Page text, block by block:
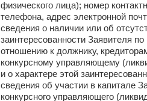
физического лица); номер
телефона, адрес электронной
сведения о наличии или об
заинтересованности Заявителя по
отношению к должнику,
конкурсному управляющему
и о характере этой
сведения об участии в капитале
конкурсного управляющего